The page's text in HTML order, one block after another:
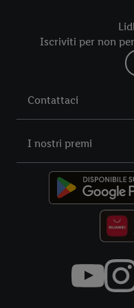
Iscriviti per non
Contattaci
I nostri premi
nostre informazioni legali